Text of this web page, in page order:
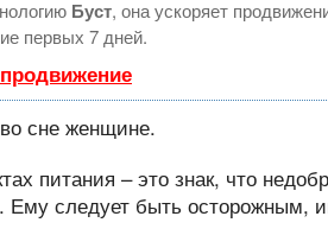
Буст, она ускоряет
первых 7 дней.
питания – это знак, что
Ему следует быть осторожным,